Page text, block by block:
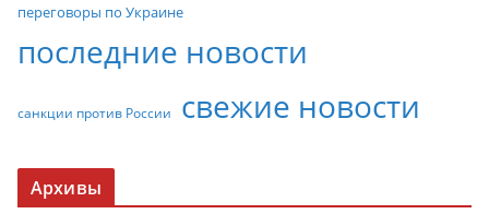
переговоры по Украине
последние новости
санкции против России свежие новости
Архивы